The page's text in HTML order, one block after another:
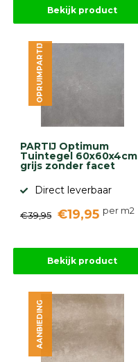
Bekijk product
PARTIJ Optimum
Tuintegel 60x60x4cm
grijs zonder facet
Direct leverbaar
€39,95 €19,95 per m2
OPRUIMPARTIJ
Bekijk product
AANBIEDING